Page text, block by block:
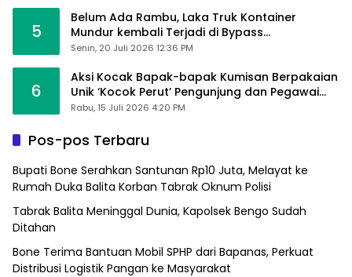
5
Belum Ada Rambu, Laka Truk Kontainer
Mundur kembali Terjadi di Bypass
Sumpallabbu
Senin, 20 Juli 2026 12:36 PM
6
Aksi Kocak Bapak-bapak Kumisan Berpakaian
Unik ‘Kocok Perut’ Pengunjung dan Pegawai
Alfamart, Ngaku Aktifkan Layar Sentuh Atm
Rabu, 15 Juli 2026 4:20 PM
Pos-pos Terbaru
Bupati Bone Serahkan Santunan Rp10 Juta, Melayat ke
Rumah Duka Balita Korban Tabrak Oknum Polisi
Tabrak Balita Meninggal Dunia, Kapolsek Bengo Sudah
Ditahan
Bone Terima Bantuan Mobil SPHP dari Bapanas, Perkuat
Distribusi Logistik Pangan ke Masyarakat